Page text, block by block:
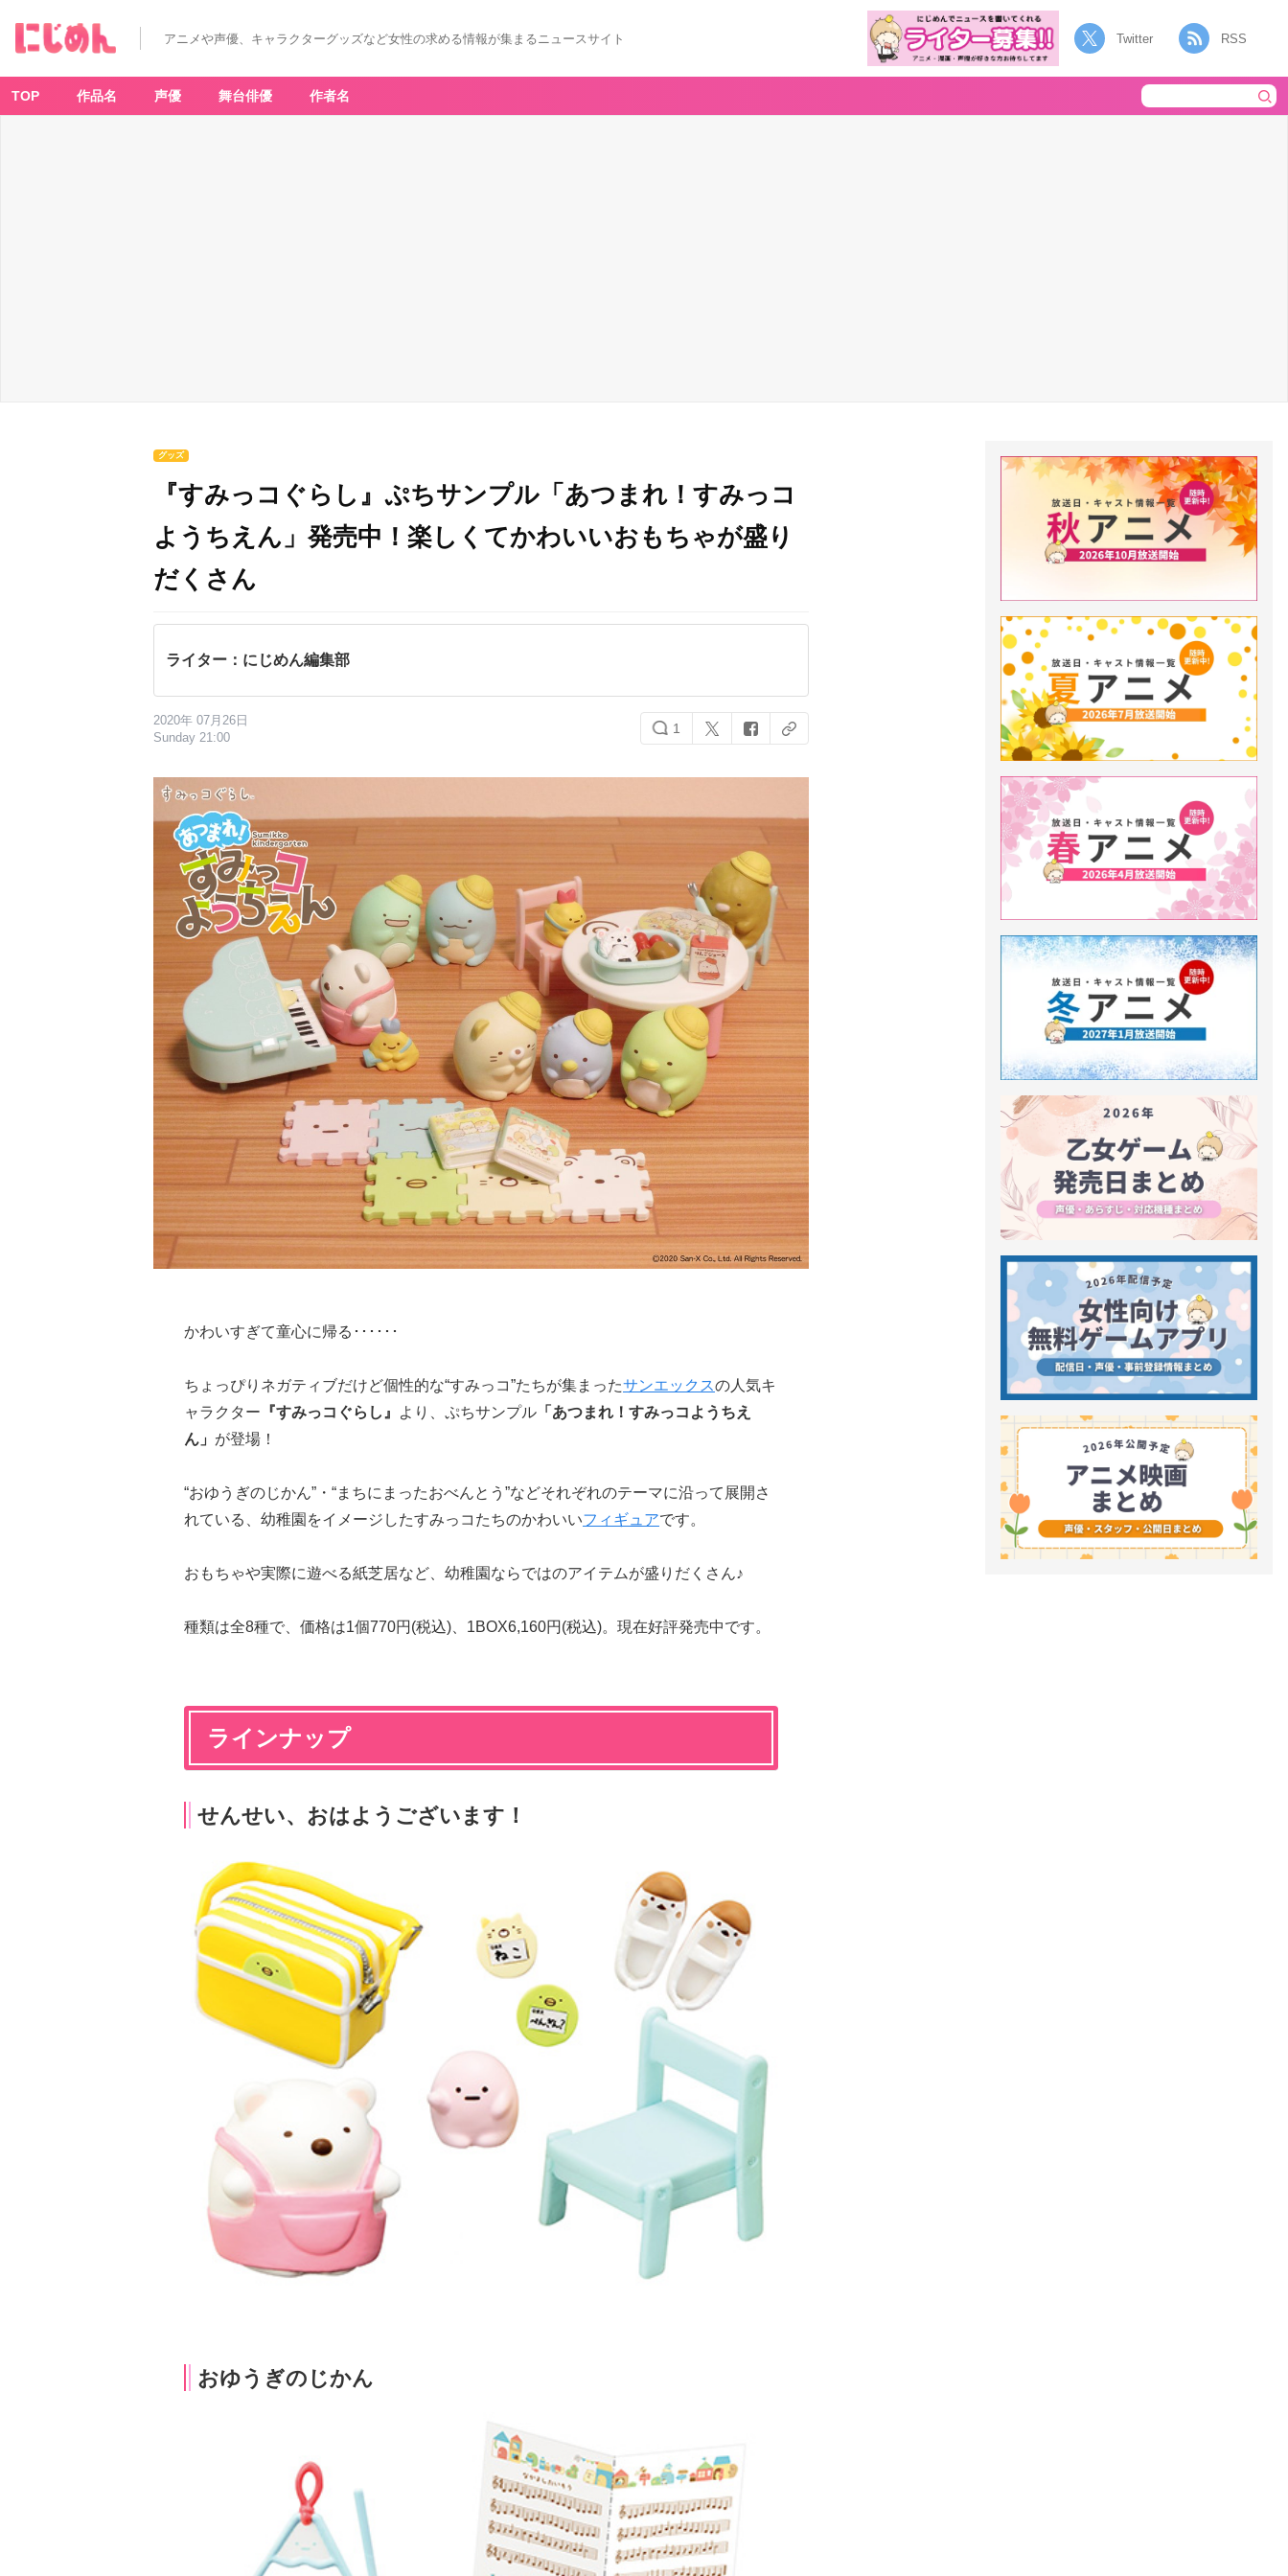
アニメや声優、キャラクターグッズなど女性の求める情報が集まるニュースサイト Twitter RSS
TOP 作品名 声優 舞台俳優 作者名
グッズ
『すみっコぐらし』ぷちサンプル「あつまれ！すみっコ
ようちえん」発売中！楽しくてかわいいおもちゃが盛り
だくさん
ライター：にじめん編集部
2020年 07月26日
Sunday 21:00
1
かわいすぎて童心に帰る･･････
ちょっぴりネガティブだけど個性的な“すみっコ”たちが集まったサンエックスの人気キ
ャラクター 『すみっコぐらし』 より、ぷちサンプル 「あつまれ！すみっコようちえ
ん」 が登場！
“おゆうぎのじかん”・“まちにまったおべんとう”などそれぞれのテーマに沿って展開さ
れている、幼稚園をイメージしたすみっコたちのかわいいフィギュアです。
おもちゃや実際に遊べる紙芝居など、幼稚園ならではのアイテムが盛りだくさん♪
種類は全8種で、価格は1個770円(税込)、1BOX6,160円(税込)。現在好評発売中です。
ラインナップ
せんせい、おはようございます！
おゆうぎのじかん